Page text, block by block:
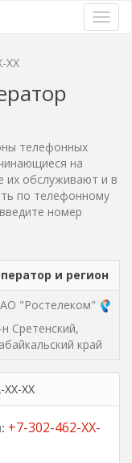
XX
телефонных
на
их обслуживают и в
по телефонному
номер
и регион
"Ростелеком"
н Сретенский,
край
XX
+7-302-462-XX-